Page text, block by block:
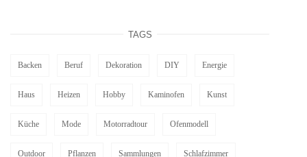
TAGS
Backen Beruf Dekoration DIY Energie
Haus Heizen Hobby Kaminofen Kunst
Küche Mode Motorradtour Ofenmodell
Outdoor Pflanzen Sammlungen Schlafzimmer